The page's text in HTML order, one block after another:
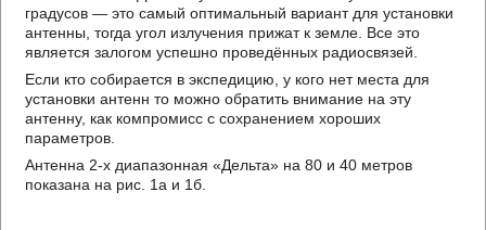
градусов — это самый оптимальный вариант для установки
антенны, тогда угол излучения прижат к земле. Все это
является залогом успешно проведённых радиосвязей.
Если кто собирается в экспедицию, у кого нет места для
установки антенн то можно обратить внимание на эту
антенну, как компромисс с сохранением хороших
параметров.
Антенна 2-х диапазонная «Дельта» на 80 и 40 метров
показана на рис. 1а и 1б.